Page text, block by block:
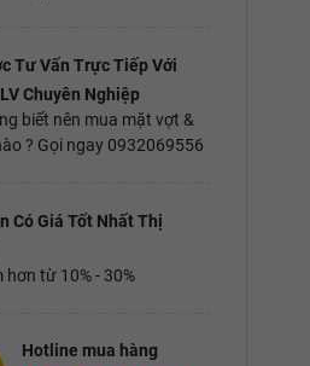
Tư Vấn Trực Tiếp Với
Chuyên Nghiệp
biết nên mua mặt vợt &
? Gọi ngay 0932069556
Có Giá Tốt Nhất Thị
hơn từ 10% - 30%
Hotline mua hàng